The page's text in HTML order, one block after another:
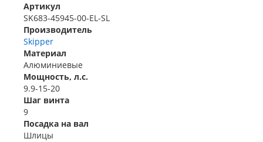
Артикул
SK683-45945-00-EL-SL
Производитель
Skipper
Материал
Алюминиевые
Мощность, л.с.
9.9-15-20
Шаг винта
9
Посадка на вал
Шлицы